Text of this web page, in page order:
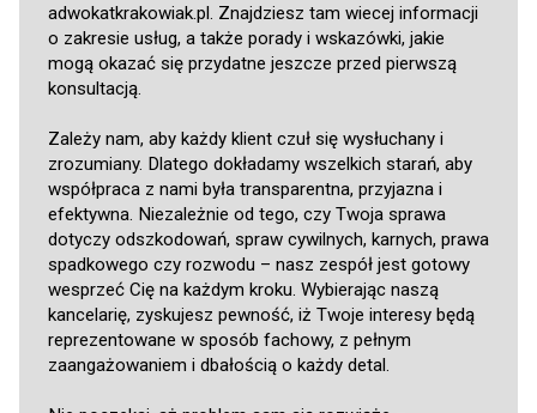
adwokatkrakowiak.pl . Znajdziesz tam wiecej informacji
o zakresie usług, a także porady i wskazówki, jakie
mogą okazać się przydatne jeszcze przed pierwszą
konsultacją.
Zależy nam, aby każdy klient czuł się wysłuchany i
zrozumiany. Dlatego dokładamy wszelkich starań, aby
współpraca z nami była transparentna, przyjazna i
efektywna. Niezależnie od tego, czy Twoja sprawa
dotyczy odszkodowań, spraw cywilnych, karnych, prawa
spadkowego czy rozwodu – nasz zespół jest gotowy
wesprzeć Cię na każdym kroku. Wybierając naszą
kancelarię, zyskujesz pewność, iż Twoje interesy będą
reprezentowane w sposób fachowy, z pełnym
zaangażowaniem i dbałością o każdy detal.